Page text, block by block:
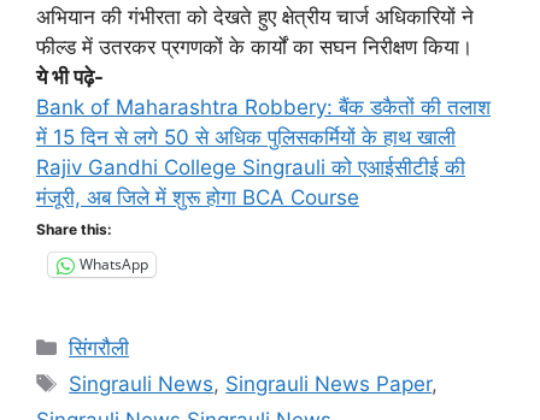
अभियान की गंभीरता को देखते हुए क्षेत्रीय चार्ज अधिकारियों ने
फील्ड में उतरकर प्रगणकों के कार्यों का सघन निरीक्षण किया।
ये भी पढ़े-
Bank of Maharashtra Robbery: बैंक डकैतों की तलाश
में 15 दिन से लगे 50 से अधिक पुलिसकर्मियों के हाथ खाली
Rajiv Gandhi College Singrauli को एआईसीटीई की
मंजूरी, अब जिले में शुरू होगा BCA Course
Share this:
WhatsApp
Categories
सिंगरौली
Tags
Singrauli News, Singrauli News Paper,